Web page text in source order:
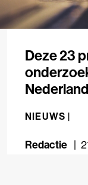
Deze 23
NIEUWS |
Redactie